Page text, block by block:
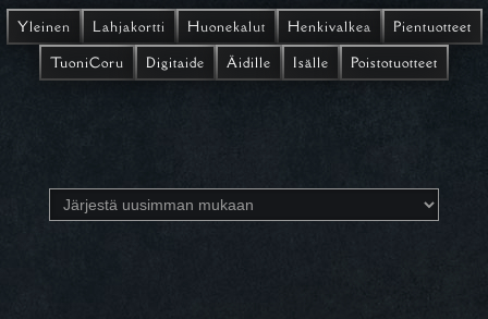
Yleinen Lahjakortti Huonekalut Henkivalkea
Pientuotteet
TuoniCoru
Digitaide Äidille Isälle Poistotuotteet